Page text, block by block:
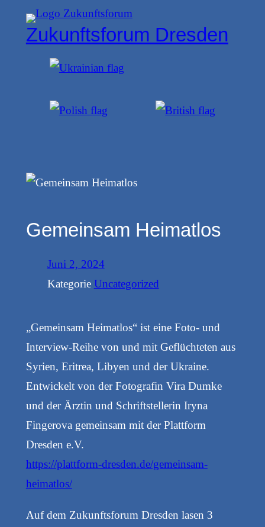
InhaltZukunftsforum Dresden
Gemeinsam Heimatlos
Juni 2, 2024
Kategorie Uncategorized
„Gemeinsam Heimatlos“ ist eine Foto- und
Interview-Reihe von und mit Geflüchteten aus
Syrien, Eritrea, Libyen und der Ukraine.
Entwickelt von der Fotografin Vira Dumke
und der Ärztin und Schriftstellerin Iryna
Fingerova gemeinsam mit der Plattform
Dresden e.V.
https://plattform-dresden.de/gemeinsam-
heimatlos/
Auf dem Zukunftsforum Dresden lasen 3